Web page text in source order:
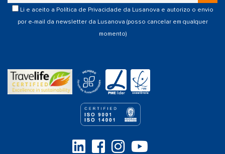
Li e aceito a Política de Privacidade da Lusanova e autorizo o envio
por e-mail da newsletter da Lusanova (posso cancelar em qualquer
momento)